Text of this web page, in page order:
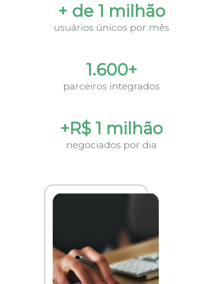
+ de 1 milhão
usuários únicos por mês
1.600+
parceiros integrados
+R$ 1 milhão
negociados por dia